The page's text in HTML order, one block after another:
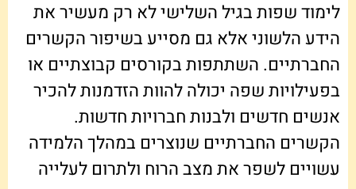
לימוד שפות בגיל השלישי לא רק מעשיר את
הידע הלשוני אלא גם מסייע בשיפור הקשרים
החברתיים. השתתפות בקורסים קבוצתיים או
בפעילויות שפה יכולה להוות הזדמנות להכיר
אנשים חדשים ולבנות חברויות חדשות.
הקשרים החברתיים שנוצרים במהלך הלמידה
עשויים לשפר את מצב הרוח ולתרום לעלייה